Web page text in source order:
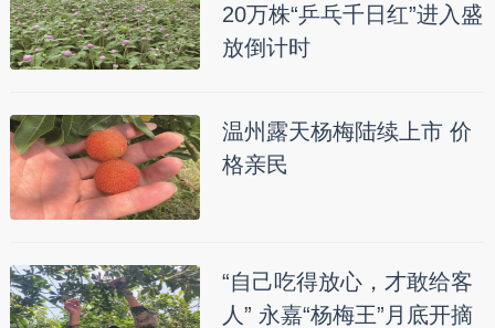
20万株“乒乓千日红”进入盛
放倒计时
温州露天杨梅陆续上市 价
格亲民
“自己吃得放心，才敢给客
人” 永嘉“杨梅王”月底开摘